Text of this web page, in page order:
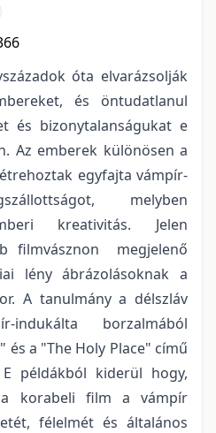
óta elvarázsolják
és öntudatlanul
és bizonytalanságukat e
Az emberek különösen a
egyfajta vámpír-
melyben
kreativitás. Jelen
filmvásznon megjelenő
lény ábrázolásoknak a
A tanulmány a délszláv
indukálta borzalmából
a "The Holy Place" című
példákból kiderül hogy,
korabeli film a vámpír
félelmét és általános